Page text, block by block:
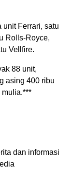
unit Ferrari, satu
Rolls-Royce,
Vellfire.
88 unit,
asing 400 ribu
mulia.***
dan informasi